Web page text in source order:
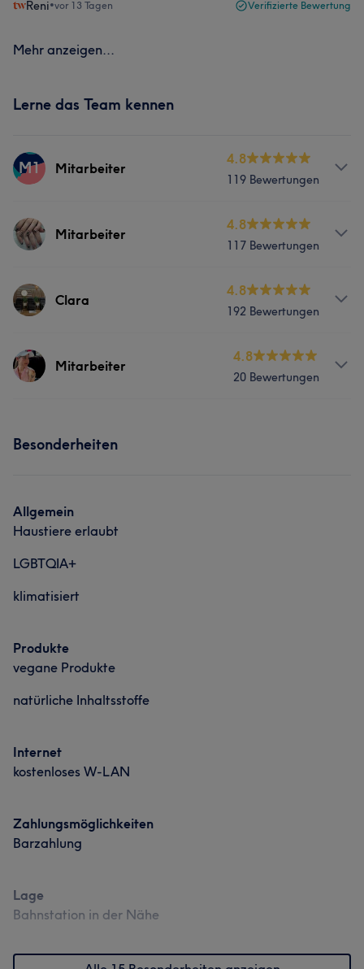
Reni•vor 13 Tagen Verifizierte Bewertung
Mehr anzeigen...
Lerne das Team kennen
M1 Mitarbeiter
4.8
119 Bewertungen
Services
Kosmetische Zahnmedizin
Mitarbeiter
4.8
117 Bewertungen
Services
Kosmetische Zahnmedizin
Was unsere Kunden über Mitarbeiter sagen
Clara
4.8
192 Bewertungen
Services
Was unsere Kunden über Clara sagen
Kompetent
Mitarbeiter
4.8
20 Bewertungen
Besonderheiten
Allgemein
Haustiere erlaubt
LGBTQIA+
klimatisiert
Produkte
vegane Produkte
natürliche Inhaltsstoffe
Internet
kostenloses W-LAN
Zahlungsmöglichkeiten
Barzahlung
Lage
Bahnstation in der Nähe